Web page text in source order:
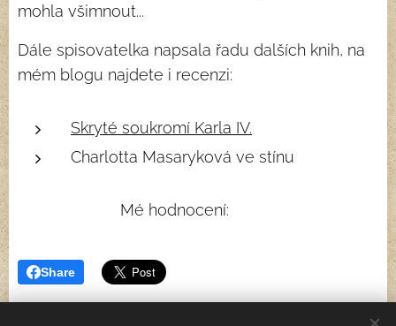
mohla všimnout...
Dále spisovatelka napsala řadu dalších knih, na
mém blogu najdete i recenzi:
Skryté soukromí Karla IV.
Charlotta Masaryková ve stínu
Mé hodnocení: ⭐⭐
Share